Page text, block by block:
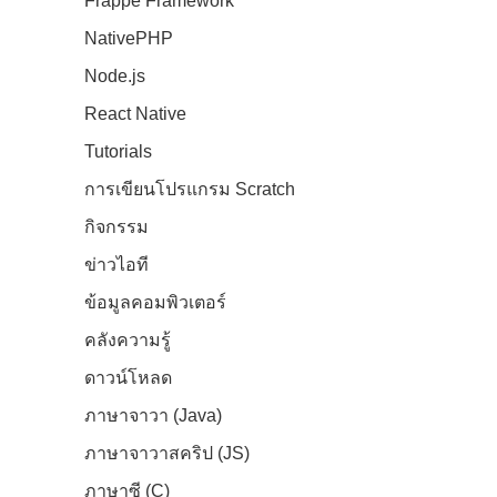
NativePHP
Node.js
React Native
Tutorials
การเขียนโปรแกรม Scratch
กิจกรรม
ข่าวไอที
ข้อมูลคอมพิวเตอร์
คลังความรู้
ดาวน์โหลด
ภาษาจาวา (Java)
ภาษาจาวาสคริป (JS)
ภาษาซี (C)